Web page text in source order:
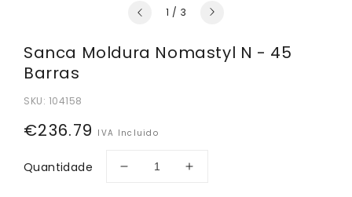
1 / de
3
Sanca Moldura Nomastyl N - 45
Barras
SKU: 104158
Preço
€236.79 IVA Incluido
Quantidade
Diminuir
Aumentar